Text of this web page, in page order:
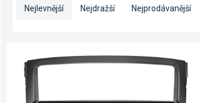
Nejlevnější Nejdražší Nejprodávanější